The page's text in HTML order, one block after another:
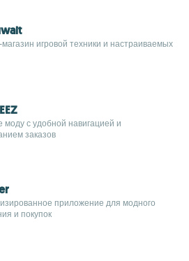
игровой техники и настраиваемых
моду с удобной навигацией и
заказов
приложение для модного
и покупок